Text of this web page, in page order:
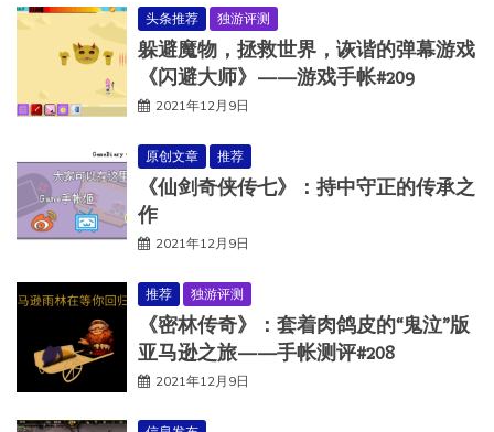
头条推荐 独游评测
躲避魔物，拯救世界，诙谐的弹幕游戏
《闪避大师》——游戏手帐#209
2021年12月9日
原创文章 推荐
《仙剑奇侠传七》：持中守正的传承之
作
2021年12月9日
推荐 独游评测
《密林传奇》：套着肉鸽皮的“鬼泣”版
亚马逊之旅——手帐测评#208
2021年12月9日